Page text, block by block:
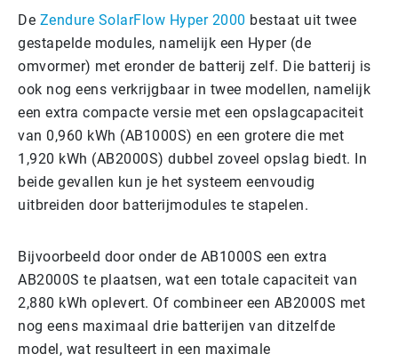
De Zendure SolarFlow Hyper 2000 bestaat uit twee
gestapelde modules, namelijk een Hyper (de
omvormer) met eronder de batterij zelf. Die batterij is
ook nog eens verkrijgbaar in twee modellen, namelijk
een extra compacte versie met een opslagcapaciteit
van 0,960 kWh (AB1000S) en een grotere die met
1,920 kWh (AB2000S) dubbel zoveel opslag biedt. In
beide gevallen kun je het systeem eenvoudig
uitbreiden door batterijmodules te stapelen.
Bijvoorbeeld door onder de AB1000S een extra
AB2000S te plaatsen, wat een totale capaciteit van
2,880 kWh oplevert. Of combineer een AB2000S met
nog eens maximaal drie batterijen van ditzelfde
model, wat resulteert in een maximale